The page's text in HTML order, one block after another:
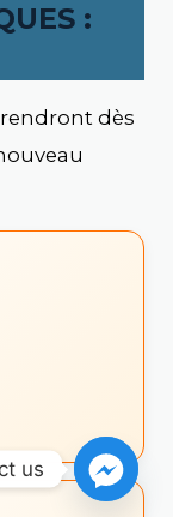
:
dès
us